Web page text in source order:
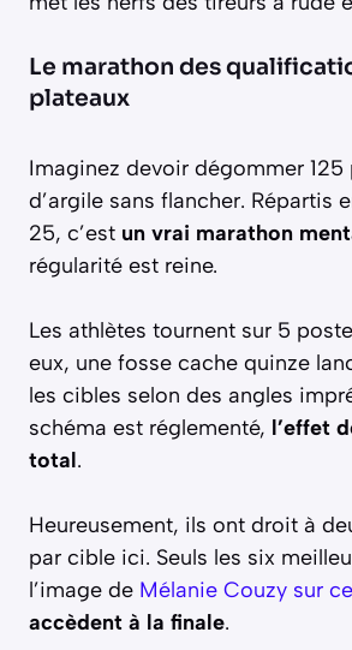
Le marathon des
plateaux
Imaginez devoir dégommer 125
d’argile sans flancher. Répartis
25, c’est un vrai marathon
régularité est reine.
Les athlètes tournent sur 5
eux, une fosse cache quinze
les cibles selon des angles
schéma est réglementé, l’effet
total.
Heureusement, ils ont droit à
par cible ici. Seuls les six
l’image de Mélanie Couzy sur
accèdent à la finale.